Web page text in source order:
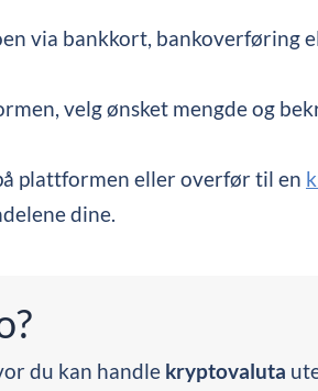
via bankkort, bankoverføring
velg ønsket mengde og
plattformen eller overfør til en
dine.
du kan handle kryptovaluta